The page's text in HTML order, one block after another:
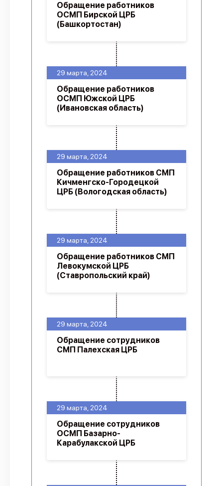
29 марта, 2024
Обращение сотрудников
ОСМП Базарно-
Карабулакской ЦРБ
29 марта, 2024
Обращение сотрудников
СМП Палехская ЦРБ
29 марта, 2024
Обращение работников СМП
Левокумской ЦРБ
(Ставропольский край)
29 марта, 2024
Обращение работников СМП
Кичменгско-Городецкой
ЦРБ (Вологодская область)
29 марта, 2024
Обращение работников
ОСМП Южской ЦРБ
(Ивановская область)
Обращение работников
ОСМП Бирской ЦРБ
(Башкортостан)